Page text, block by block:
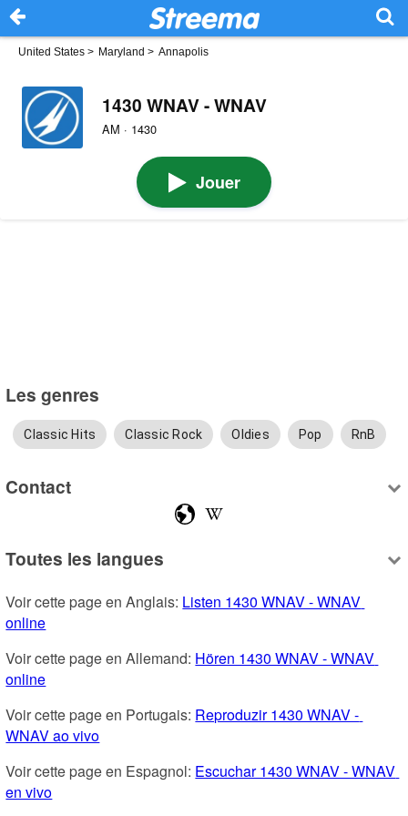
United States > Maryland > Annapolis
1430 WNAV - WNAV
AM · 1430
Jouer
Les genres
Classic Hits Classic Rock Oldies Pop RnB
Contact
Toutes les langues
Voir cette page en Anglais: Listen 1430 WNAV - WNAV
online
Voir cette page en Allemand: Hören 1430 WNAV - WNAV
online
Voir cette page en Portugais: Reproduzir 1430 WNAV -
WNAV ao vivo
Voir cette page en Espagnol: Escuchar 1430 WNAV - WNAV
en vivo